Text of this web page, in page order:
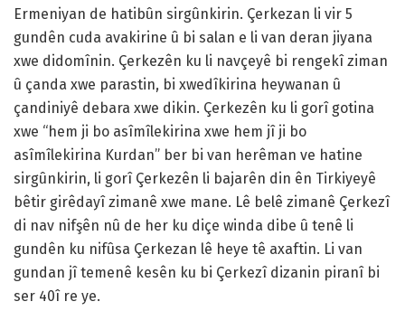
Ermeniyan de hatibûn sirgûnkirin. Çerkezan li vir 5
gundên cuda avakirine û bi salan e li van deran jiyana
xwe didomînin. Çerkezên ku li navçeyê bi rengekî ziman
û çanda xwe parastin, bi xwedîkirina heywanan û
çandiniyê debara xwe dikin. Çerkezên ku li gorî gotina
xwe “hem ji bo asîmîlekirina xwe hem jî ji bo
asîmîlekirina Kurdan” ber bi van herêman ve hatine
sirgûnkirin, li gorî Çerkezên li bajarên din ên Tirkiyeyê
bêtir girêdayî zimanê xwe mane. Lê belê zimanê Çerkezî
di nav nifşên nû de her ku diçe winda dibe û tenê li
gundên ku nifûsa Çerkezan lê heye tê axaftin. Li van
gundan jî temenê kesên ku bi Çerkezî dizanin piranî bi
ser 40î re ye.